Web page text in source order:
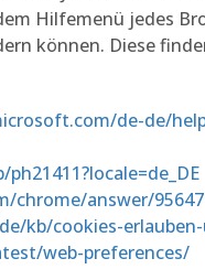
Hilfemenü jedes
können. Diese
de-de/
chrome/answer/95647
kb/cookies-
web-preferences/